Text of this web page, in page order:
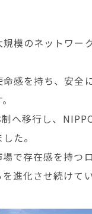
模のネットワー
感を持ち、安全
へ移行し、
た。
で存在感を持つ
進化させ続けてい